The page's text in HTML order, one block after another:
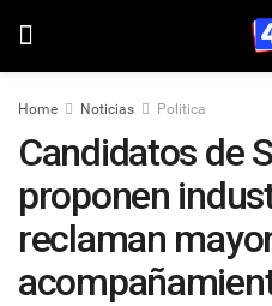
Home Noticias Politica
Candidatos de
proponen
reclaman